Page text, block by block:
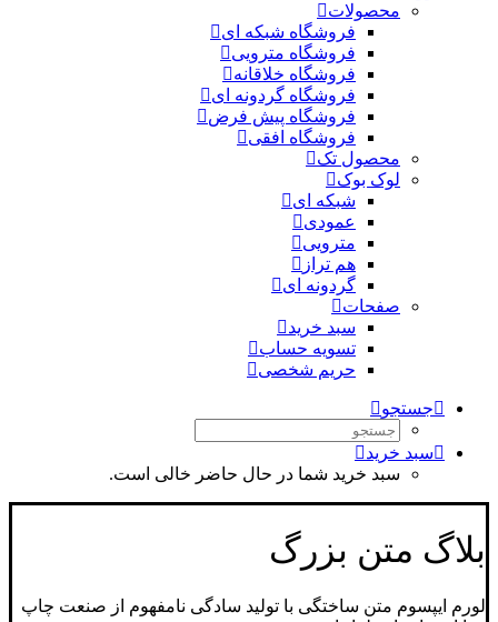
محصولات
فروشگاه شبکه ای
فروشگاه مترویی
فروشگاه خلاقانه
فروشگاه گردونه ای
فروشگاه پیش فرض
فروشگاه افقی
محصول تک
لوک بوک
شبکه ای
عمودی
مترویی
هم تراز
گردونه ای
صفحات
سبد خرید
تسویه حساب
حریم شخصی
جستجو
سبد خرید
سبد خرید شما در حال حاضر خالی است.
بلاگ متن بزرگ
لورم ایپسوم متن ساختگی با تولید سادگی نامفهوم از صنعت چاپ